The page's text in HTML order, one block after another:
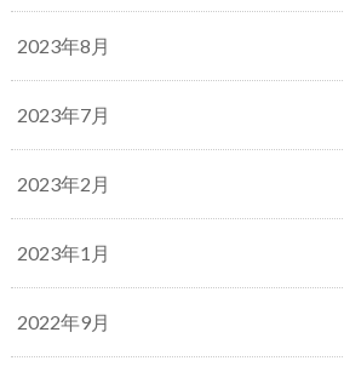
2023年8月
2023年7月
2023年2月
2023年1月
2022年9月